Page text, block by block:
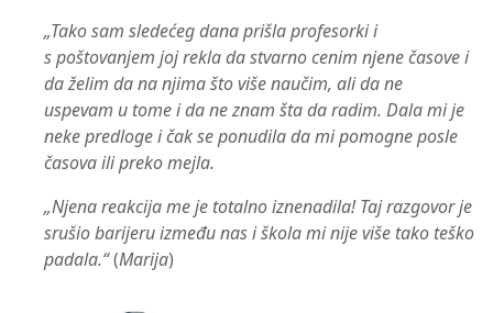
„Tako sam sledećeg dana prišla profesorki i
s poštovanjem joj rekla da stvarno cenim njene časove i
da želim da na njima što više naučim, ali da ne
uspevam u tome i da ne znam šta da radim. Dala mi je
neke predloge i čak se ponudila da mi pomogne posle
časova ili preko mejla.
„Njena reakcija me je totalno iznenadila! Taj razgovor je
srušio barijeru između nas i škola mi nije više tako teško
padala.“(Marija)